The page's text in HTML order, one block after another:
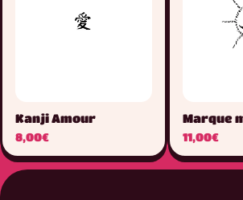
Kanji Amour
8,00€
Marque
11,00€